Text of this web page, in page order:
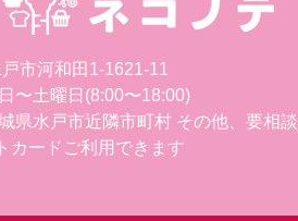
市河和田1-1621-11
〜土曜日(8:00〜18:00)
県水戸市近隣市町村 その他、要相談
カードご利用できます